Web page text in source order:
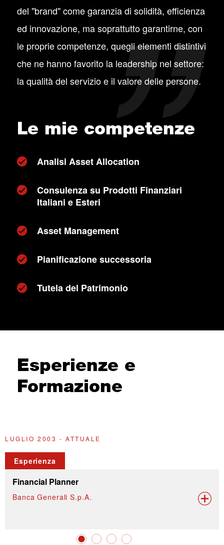
del "brand" come garanzia di solidità, efficienza
ed innovazione, ma soprattutto garantirne, con
le proprie competenze, quegli elementi distintivi
che ne hanno favorito la leadership nel settore:
la qualità del servizio e il valore delle persone.
Le mie competenze
Analisi Asset Allocation
Consulenza su Prodotti Finanziari
Italiani e Esteri
Asset Management
Pianificazione successoria
Tutela del Patrimonio
Esperienze e
Formazione
LUGLIO 2003 - ATTUALE
Esperienza
Financial Planner
Banca Generali S.p.A.